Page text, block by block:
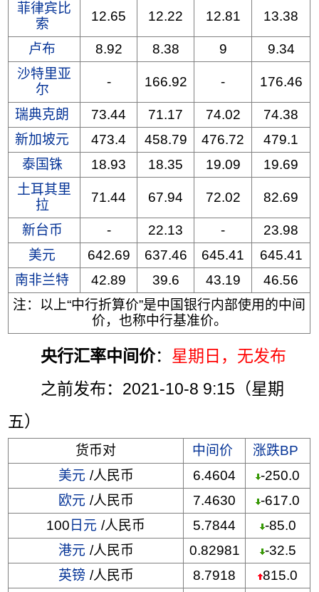
菲律宾比
索
12.65 12.22 12.81 13.38
卢布 8.92 8.38 9
9.34
沙特里亚
尔
- 166.92 - 176.46
瑞典克朗 73.44 71.17 74.02
74.38
新加坡元
473.4 458.79 476.72
479.1
泰国铢
18.93 18.35 19.09
19.69
土耳其里
拉
71.44 67.94 72.02 82.69
新台币 - 22.13 -
23.98
美元
642.69 637.46 645.41
645.41
南非兰特
42.89 39.6 43.19
46.56
注：以上“中行折算价”是中国银行内部使用的中间
价，也称中行基准价。
央行汇率中间价： 星期日 ，无发布
之前发布：2021-10-8 9:15（星期
五）
货币对 中间价
涨跌BP
美元 /人民币 6.4604
-250.0
欧元 /人民币 7.4630
-617.0
100 日元 /人民币 5.7844
-85.0
港元 /人民币 0.82981
-32.5
英镑 /人民币 8.7918
815.0